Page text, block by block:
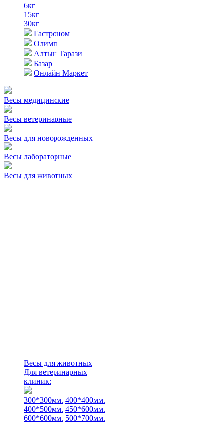
6кг
15кг
30кг
Гастроном
Олимп
Алтын Тарази
Базар
Онлайн Маркет
Весы медицинские
Весы ветеринарные
Весы для новорожденных
Весы лабораторные
Весы для животных
Весы для животных
Для ветеринарных
клиник:
300*300мм. 400*400мм.
400*500мм. 450*600мм.
600*600мм. 500*700мм.